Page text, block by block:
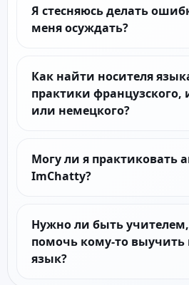
Я стесняюсь делать
меня осуждать?
Как найти носителя
практики французского,
или немецкого?
Могу ли я практиковать
ImChatty?
Нужно ли быть
помочь кому-то
язык?